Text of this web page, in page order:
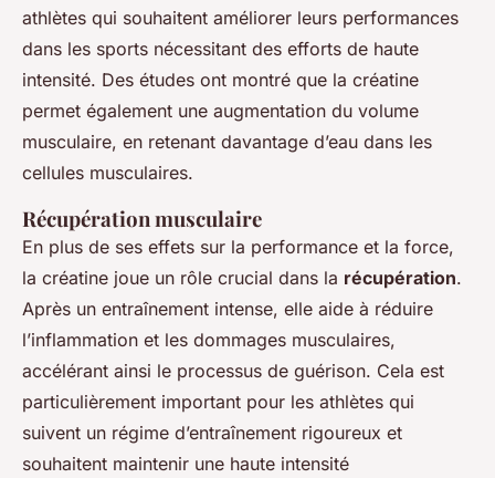
athlètes qui souhaitent améliorer leurs performances
dans les sports nécessitant des efforts de haute
intensité. Des études ont montré que la créatine
permet également une augmentation du volume
musculaire, en retenant davantage d’eau dans les
cellules musculaires.
Récupération musculaire
En plus de ses effets sur la performance et la force,
la créatine joue un rôle crucial dans la récupération.
Après un entraînement intense, elle aide à réduire
l’inflammation et les dommages musculaires,
accélérant ainsi le processus de guérison. Cela est
particulièrement important pour les athlètes qui
suivent un régime d’entraînement rigoureux et
souhaitent maintenir une haute intensité